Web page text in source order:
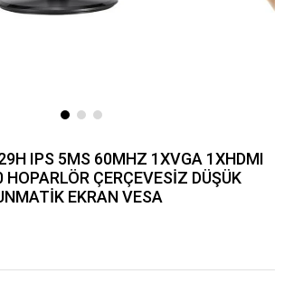
IPS 5MS 60MHZ 1XVGA 1XHDMI
ÇERÇEVESİZ DÜŞÜK
EKRAN VESA